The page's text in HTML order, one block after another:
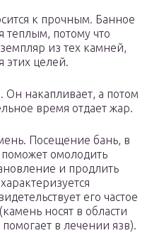
к прочным. Банное
теплым, потому что
из тех камней,
этих целей.
Он накапливает, а потом
время отдает жар.
Посещение бань, в
поможет омолодить
и продлить
его частое
носят в области
в лечении язв).